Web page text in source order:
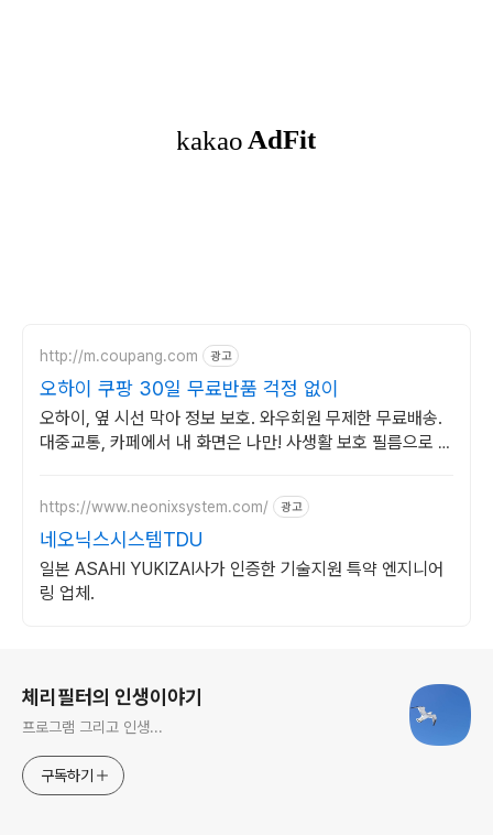
http://m.coupang.com 광고
오하이 쿠팡 30일 무료반품 걱정 없이
오하이, 옆 시선 막아 정보 보호. 와우회원 무제한 무료배송.
대중교통, 카페에서 내 화면은 나만! 사생활 보호 필름으로 편
https://www.neonixsystem.com/ 광고
네오닉스시스템TDU
일본 ASAHI YUKIZAI사가 인증한 기술지원 특약 엔지니어
링 업체.
체리필터의 인생이야기
프로그램 그리고 인생...
구독하기